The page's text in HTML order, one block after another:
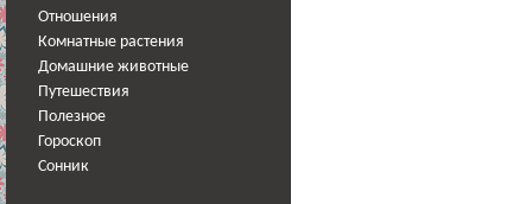
Отношения
Комнатные растения
Домашние животные
Путешествия
Полезное
Гороскоп
Сонник